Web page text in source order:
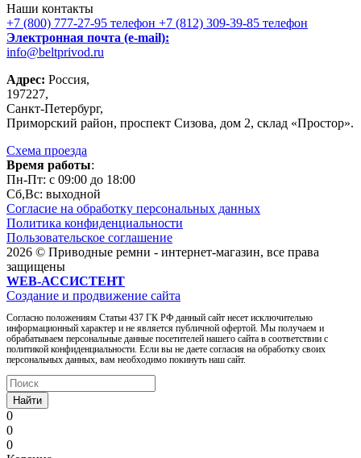
Наши контакты
+7 (800) 777-27-95 телефон +7 (812) 309-39-85 телефон
Электронная почта (e-mail):
info@beltprivod.ru
Адрес: Россия,
197227,
Санкт-Петербург,
Приморский район, проспект Сизова, дом 2, склад «Простор».
Схема проезда
Время работы:
Пн-Пт: c 09:00 до 18:00
Сб,Вc: выходной
Согласие на обработку персональных данных
Политика конфиденциальности
Пользовательское соглашение
2026 © Приводные ремни - интернет-магазин, все права
защищены
WEB-АССИСТЕНТ
Создание и продвижение сайта
Согласно положениям Статьи 437 ГК РФ данный сайт несет исключительно
информационный характер и не является публичной офертой. Мы получаем и
обрабатываем персональные данные посетителей нашего сайта в соответствии с
политикой конфиденциальности. Если вы не даете согласия на обработку своих
персональных данных, вам необходимо покинуть наш сайт.
Найти
0
0
0